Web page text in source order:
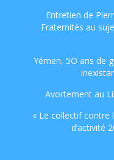
Entretien de
Fraternités au
Yémen, 5O ans de
Avortement au
« Le collectif contre
d’activité